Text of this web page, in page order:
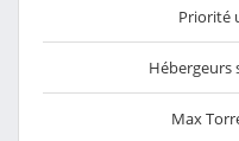
Priorité
Hébergeurs
Max